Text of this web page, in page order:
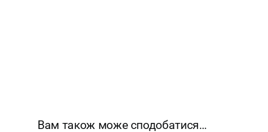
Вам також може сподобатися…